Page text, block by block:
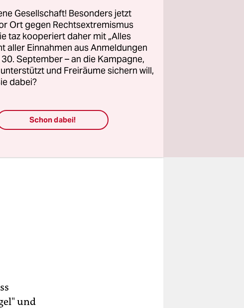
des
zu
gemäß der
und
Gesellschaft! Besonders jetzt
Ort gegen Rechtsextremismus
taz kooperiert daher mit „Alles
aller Einnahmen aus Anmeldungen
September – an die Kampagne,
und Freiräume sichern will,
dabei?
Schon dabei!